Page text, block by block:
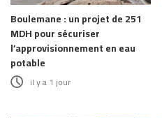
Boulemane : un projet de 251
MDH pour sécuriser
l’approvisionnement en eau
potable
il y a 1 jour